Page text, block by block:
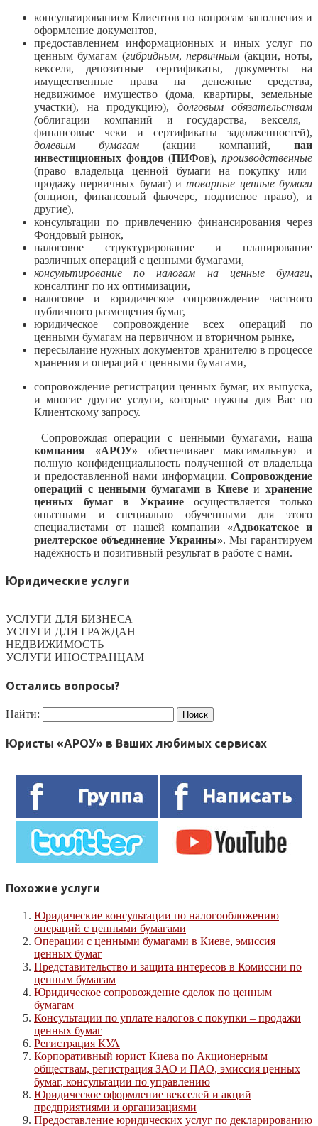
консультированием Клиентов по вопросам заполнения и
оформление документов,
предоставлением информационных и иных услуг по
ценным бумагам (гибридным,первичным (акции, ноты,
векселя, депозитные сертификаты, документы на
имущественные права на денежные средства,
недвижимое имущество (дома, квартиры, земельные
участки), на продукцию), долговым обязательствам
(облигации компаний и государства, векселя,
финансовые чеки и сертификаты задолженностей),
долевым бумагам
(акции компаний, паи
инвестиционных фондов (ПИФов),производственные
(право владельца ценной бумаги на покупку или
продажу первичных бумаг) итоварные ценные бумаги
(опцион, финансовый фьючерс, подписное право), и
другие),
консультации по привлечению финансирования через
Фондовый рынок,
налоговое структурирование и планирование
различных операций с ценными бумагами,
консультирование по налогам на ценные бумаги,
консалтинг по их оптимизации,
налоговое и юридическое сопровождение частного
публичного размещения бумаг,
юридическое сопровождение всех операций по
ценными бумагам на первичном и вторичном рынке,
пересылание нужных документов хранителю в процессе
хранения и операций с ценными бумагами,
сопровождение регистрации ценных бумаг, их выпуска,
и многие другие услуги, которые нужны для Вас по
Клиентскому запросу.
Сопровождая операции с ценными бумагами, наша
компания «АРОУ» обеспечивает максимальную и
полную конфиденциальность полученной от владельца
и предоставленной нами информации. Сопровождение
операций с ценными бумагами в Киевеихранение
ценных бумаг в Украинеосуществляется только
опытными и специально обученными для этого
специалистами от нашей компании «Адвокатское и
риелтерское объединение Украины». Мы гарантируем
надёжность и позитивный результат в работе с нами.
Юридические услуги
УСЛУГИ ДЛЯ БИЗНЕСА
УСЛУГИ ДЛЯ ГРАЖДАН
НЕДВИЖИМОСТЬ
УСЛУГИ ИНОСТРАНЦАМ
Остались вопросы?
Найти:
Юристы «АРОУ» в Ваших любимых сервисах
Похожие услуги
Юридические консультации по налогообложению
операций с ценными бумагами
Операции с ценными бумагами в Киеве, эмиссия
ценных бумаг
Представительство и защита интересов в Комиссии по
ценным бумагам
Юридическое сопровождение сделок по ценным
бумагам
Консультации по уплате налогов с покупки – продажи
ценных бумаг
Регистрация КУА
Корпоративный юрист Киева по Акционерным
обществам, регистрация ЗАО и ПАО, эмиссия ценных
бумаг, консультации по управлению
Юридическое оформление векселей и акций
предприятиями и организациями
Предоставление юридических услуг по декларированию